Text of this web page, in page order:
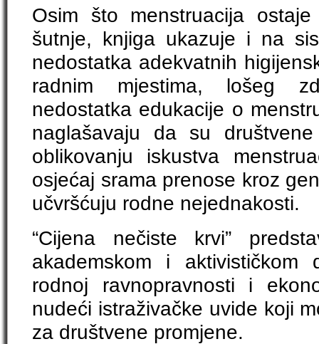
Osim što menstruacija
šutnje, knjiga ukazuje i na
nedostatka adekvatnih
radnim mjestima, lošeg
nedostatka edukacije o
naglašavaju da su
oblikovanju iskustva
osjećaj srama prenose kroz
učvršćuju rodne nejednakosti.
“Cijena nečiste krvi”
akademskom i aktivističkom
rodnoj ravnopravnosti i
nudeći istraživačke uvide koji
za društvene promjene.